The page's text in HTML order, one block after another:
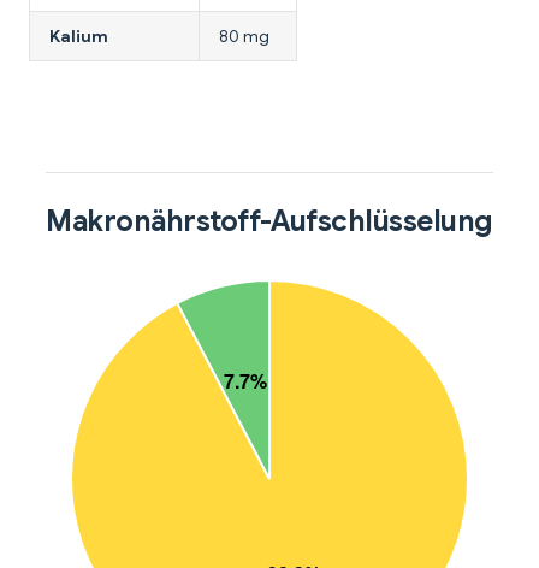
Kalium 80 mg
Makronährstoff-Aufschlüsselung